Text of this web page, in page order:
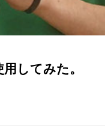
してみた。